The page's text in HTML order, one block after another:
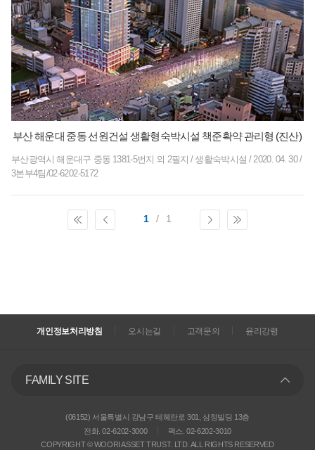
부산 해운대 중동 선원건설 생활형숙박시설 책준확약 관리형 (진산)
부산광역시 해운대구 중동 1381-5번지 외 2필지/생활숙박시설/ 2020. 04. 30/
3본부4팀/02-6202-5172
1 / 1
개인정보처리방침 오시는길 고객문의 윤리강령
FAMILY SITE
(06152) 서울특별시 강남구 테헤란로 301, 삼정빌딩 13층
전화. 02-6202-3000
팩스. 02-6202-3010
COPYRIGHT © WOORI ASSET TRUST. LTD. ALL RIGHTS RESERVED